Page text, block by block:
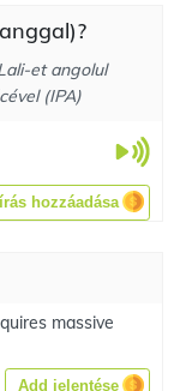
et angolul
(IPA)
hozzáadása
massive
Add jelentése